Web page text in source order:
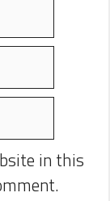
in this